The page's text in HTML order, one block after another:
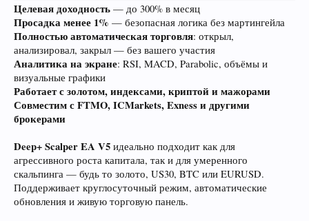
Целевая доходность — до 300% в месяц
Просадка менее 1% — безопасная логика без мартингейла
Полностью автоматическая торговля: открыл,
анализировал, закрыл — без вашего участия
Аналитика на экране: RSI, MACD, Parabolic, объёмы и
визуальные графики
Работает с золотом, индексами, криптой и мажорами
Совместим с FTMO, ICMarkets, Exness и другими
брокерами
Deep+ Scalper EA V5 идеально подходит как для
агрессивного роста капитала, так и для умеренного
скальпинга — будь то золото, US30, BTC или EURUSD.
Поддерживает круглосуточный режим, автоматические
обновления и живую торговую панель.